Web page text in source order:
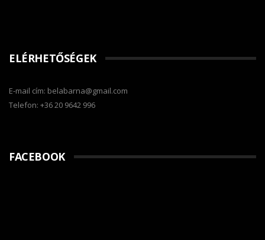
ELÉRHETŐSÉGEK
E-mail cím: belabarna@gmail.com
Telefon: +36 20 9642 996
FACEBOOK